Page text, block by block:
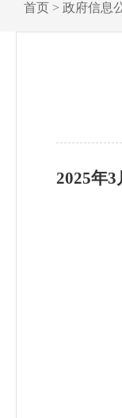
首页 > 政府信息
2025年3